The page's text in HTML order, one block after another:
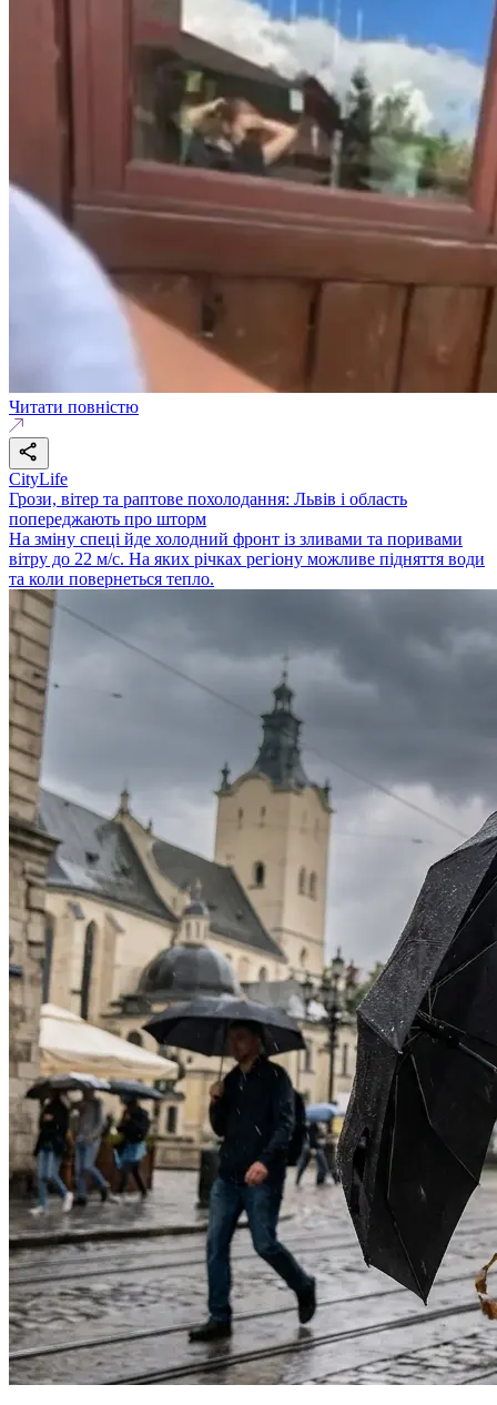
Читати повністю
CityLife
Грози, вітер та раптове похолодання: Львів і область
попереджають про шторм
На зміну спеці йде холодний фронт із зливами та поривами
вітру до 22 м/с. На яких річках регіону можливе підняття води
та коли повернеться тепло.